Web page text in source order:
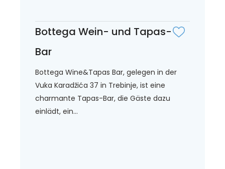
Bottega Wein- und Tapas-
Bar
Bottega Wine&Tapas Bar, gelegen in der
Vuka Karadžića 37 in Trebinje, ist eine
charmante Tapas-Bar, die Gäste dazu
einlädt, ein...